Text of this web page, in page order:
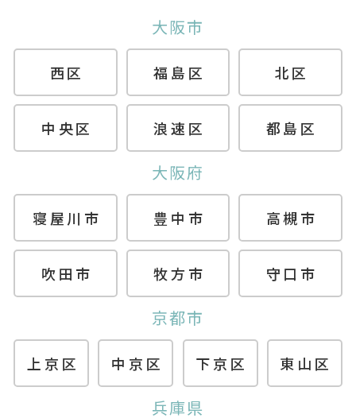
大阪市
西区 福島区 北区
中央区 浪速区 都島区
大阪府
寝屋川市 豊中市 高槻市
吹田市 牧方市 守口市
京都市
上京区 中京区 下京区 東山区
兵庫県